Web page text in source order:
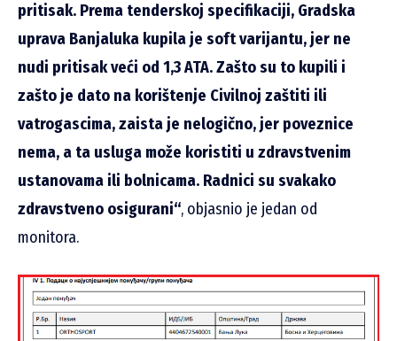
pritisak. Prema tenderskoj specifikaciji, Gradska
uprava Banjaluka kupila je soft varijantu, jer ne
nudi pritisak veći od 1,3 ATA. Zašto su to kupili i
zašto je dato na korištenje Civilnoj zaštiti ili
vatrogascima, zaista je nelogično, jer poveznice
nema, a ta usluga može koristiti u zdravstvenim
ustanovama ili bolnicama. Radnici su svakako
zdravstveno osigurani“, objasnio je jedan od
monitora.